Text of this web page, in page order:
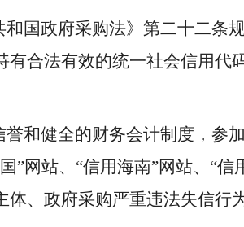
国政府采购法》第二十二条
有合法有效的统一社会信用
和健全的财务会计制度，参
”网站、 “信用海南”网站、 “信
体、政府采购严重违法失信行